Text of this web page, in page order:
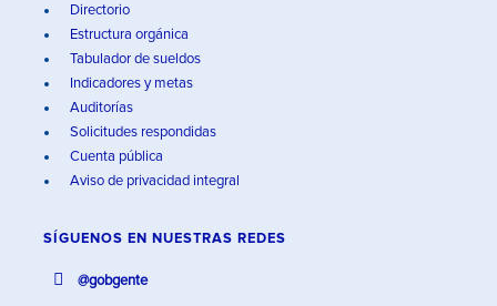
Directorio
Estructura orgánica
Tabulador de sueldos
Indicadores y metas
Auditorías
Solicitudes respondidas
Cuenta pública
Aviso de privacidad integral
SÍGUENOS EN NUESTRAS REDES
@gobgente